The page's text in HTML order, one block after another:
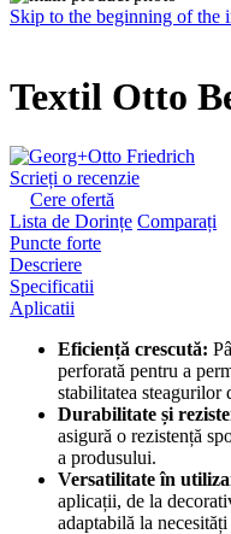
Skip to the beginning of the
Textil Otto
Scrieți o recenzie
Cere ofertă
Lista de Dorințe Comparați
Puncte forte
Descriere
Specificatii
Aplicatii
Eficiență crescută:
perforată pentru a
stabilitatea
Durabilitate și
asigură o rezistență
a produsului.
Versatilitate în
aplicații, de la
adaptabilă la